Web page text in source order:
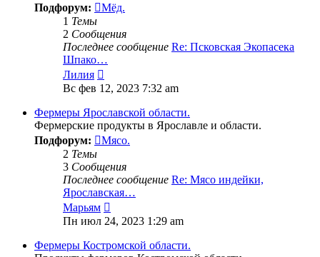
Подфорум:
Мёд.
1 Темы
2 Сообщения
Последнее сообщение Re: Псковская Экопасека
Шпако…
Лилия
к
последнему
сообщению
Вс фев 12, 2023 7:32 am
Фермеры Ярославской области.
Фермерские продукты в Ярославле и области.
Подфорум:
Мясо.
2 Темы
3 Сообщения
Последнее сообщение Re: Мясо индейки,
Ярославская…
Марьям
к
последнему
сообщению
Пн июл 24, 2023 1:29 am
Фермеры Костромской области.